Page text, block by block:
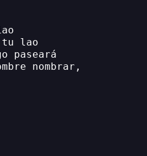
tu lao
paseará
nombrar,